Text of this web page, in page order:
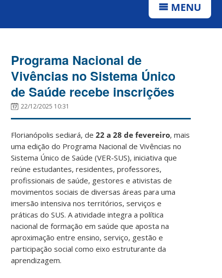
MENU
Programa Nacional de
Vivências no Sistema Único
de Saúde recebe inscrições
22/12/2025 10:31
Florianópolis sediará, de22 a 28 de fevereiro, mais
uma edição do Programa Nacional de Vivências no
Sistema Único de Saúde (VER-SUS), iniciativa que
reúne estudantes, residentes, professores,
profissionais de saúde, gestores e ativistas de
movimentos sociais de diversas áreas para uma
imersão intensiva nos territórios, serviços e
práticas do SUS. A atividade integra a política
nacional de formação em saúde que aposta na
aproximação entre ensino, serviço, gestão e
participação social como eixo estruturante da
aprendizagem.